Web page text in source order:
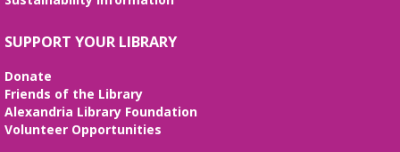
SUPPORT YOUR LIBRARY
Donate
Friends of the Library
Alexandria Library Foundation
Volunteer Opportunities